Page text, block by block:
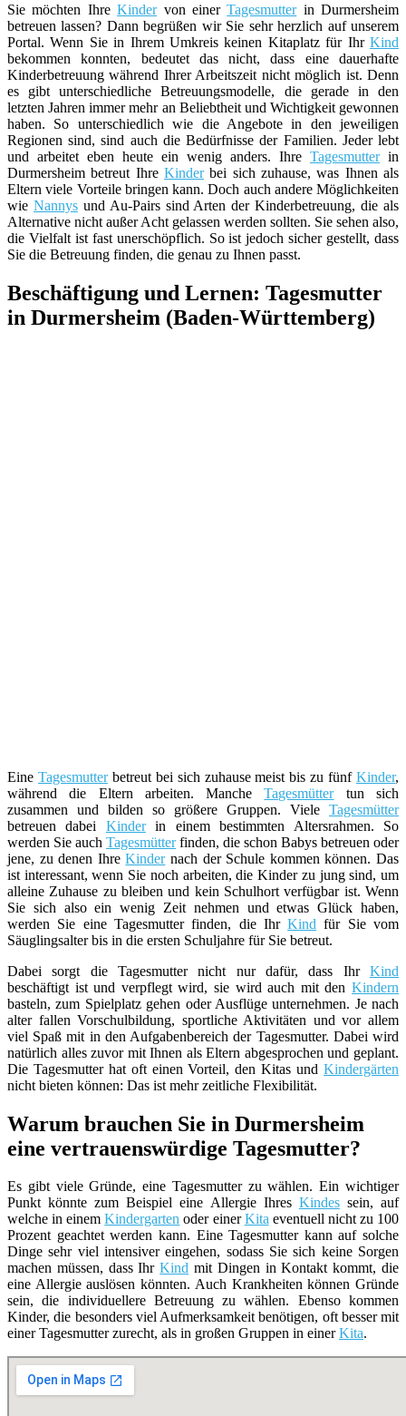
Sie möchten IhreKindervon einerTagesmutterin Durmersheim
betreuen lassen? Dann begrüßen wir Sie sehr herzlich auf unserem
Portal. Wenn Sie in Ihrem Umkreis keinen Kitaplatz für Ihr Kind
bekommen konnten, bedeutet das nicht, dass eine dauerhafte
Kinderbetreuung während Ihrer Arbeitszeit nicht möglich ist. Denn
es gibt unterschiedliche Betreuungsmodelle, die gerade in den
letzten Jahren immer mehr an Beliebtheit und Wichtigkeit gewonnen
haben. So unterschiedlich wie die Angebote in den jeweiligen
Regionen sind, sind auch die Bedürfnisse der Familien. Jeder lebt
und arbeitet eben heute ein wenig anders. Ihre Tagesmutterin
Durmersheim betreut Ihre Kinderbei sich zuhause, was Ihnen als
Eltern viele Vorteile bringen kann. Doch auch andere Möglichkeiten
wie Nannysund Au-Pairs sind Arten der Kinderbetreuung, die als
Alternative nicht außer Acht gelassen werden sollten. Sie sehen also,
die Vielfalt ist fast unerschöpflich. So ist jedoch sicher gestellt, dass
Sie die Betreuung finden, die genau zu Ihnen passt.
Beschäftigung und Lernen: Tagesmutter
in Durmersheim (Baden-Württemberg)
Eine Tagesmutterbetreut bei sich zuhause meist bis zu fünfKinder,
während die Eltern arbeiten. MancheTagesmüttertun sich
zusammen und bilden so größere Gruppen. Viele Tagesmütter
betreuen dabei Kinderin einem bestimmten Altersrahmen. So
werden Sie auch Tagesmütterfinden, die schon Babys betreuen oder
jene, zu denen IhreKindernach der Schule kommen können. Das
ist interessant, wenn Sie noch arbeiten, die Kinder zu jung sind, um
alleine Zuhause zu bleiben und kein Schulhort verfügbar ist. Wenn
Sie sich also ein wenig Zeit nehmen und etwas Glück haben,
werden Sie eine Tagesmutter finden, die IhrKind für Sie vom
Säuglingsalter bis in die ersten Schuljahre für Sie betreut.
Dabei sorgt die Tagesmutter nicht nur dafür, dass Ihr Kind
beschäftigt ist und verpflegt wird, sie wird auch mit den Kindern
basteln, zum Spielplatz gehen oder Ausflüge unternehmen. Je nach
alter fallen Vorschulbildung, sportliche Aktivitäten und vor allem
viel Spaß mit in den Aufgabenbereich der Tagesmutter. Dabei wird
natürlich alles zuvor mit Ihnen als Eltern abgesprochen und geplant.
Die Tagesmutter hat oft einen Vorteil, den Kitas und Kindergärten
nicht bieten können: Das ist mehr zeitliche Flexibilität.
Warum brauchen Sie in Durmersheim
eine vertrauenswürdige Tagesmutter?
Es gibt viele Gründe, eine Tagesmutter zu wählen. Ein wichtiger
Punkt könnte zum Beispiel eine Allergie Ihres Kindessein, auf
welche in einemKindergarten oder einerKitaeventuell nicht zu 100
Prozent geachtet werden kann. Eine Tagesmutter kann auf solche
Dinge sehr viel intensiver eingehen, sodass Sie sich keine Sorgen
machen müssen, dass IhrKind mit Dingen in Kontakt kommt, die
eine Allergie auslösen könnten. Auch Krankheiten können Gründe
sein, die individuellere Betreuung zu wählen. Ebenso kommen
Kinder, die besonders viel Aufmerksamkeit benötigen, oft besser mit
einer Tagesmutter zurecht, als in großen Gruppen in einerKita.